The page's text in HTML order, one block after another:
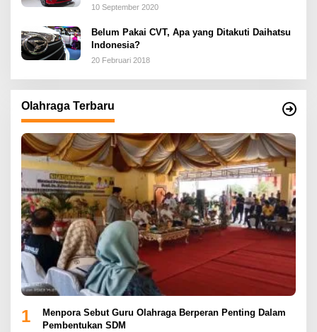
10 September 2020
Belum Pakai CVT, Apa yang Ditakuti Daihatsu
Indonesia?
20 Februari 2018
Olahraga Terbaru
1
Menpora Sebut Guru Olahraga Berperan Penting Dalam
Pembentukan SDM